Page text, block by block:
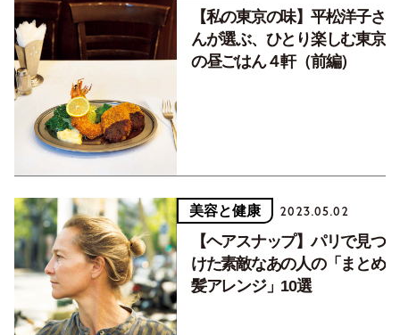
【私の東京の味】平松洋子さ
んが選ぶ、ひとり楽しむ東京
の昼ごはん４軒（前編）
美容と健康 2023.05.02
【ヘアスナップ】パリで見つ
けた素敵なあの人の「まとめ
髪アレンジ」10選